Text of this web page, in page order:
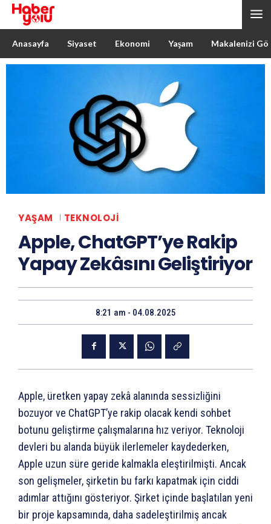
Anasayfa Siyaset Ekonomi Yaşam Makalenizi
YAŞAM TEKNOLOJI
Apple, ChatGPT’ye Rakip
Yapay Zekâsını Geliştiriyor
8:21 am - 04.08.2025
Apple, üretken yapay zekâ alanında sessizliğini
bozuyor ve ChatGPT’ye rakip olacak kendi sohbet
botunu geliştirme çalışmalarına hız veriyor. Teknoloji
devleri bu alanda büyük ilerlemeler kaydederken,
Apple uzun süre geride kalmakla eleştirilmişti. Ancak
son gelişmeler, şirketin bu farkı kapatmak için ciddi
adımlar attığını gösteriyor. Şirket içinde başlatılan yeni
bir proje kapsamında, daha sadeleştirilmiş ancak